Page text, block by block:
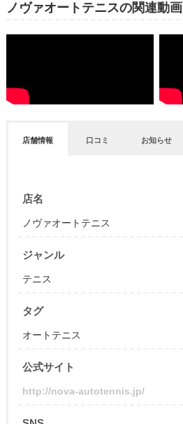
ノヴァオートテニスの関連動画
店舗情報 口コミ お知らせ
店名
ノヴァオートテニス
ジャンル
テニス
タグ
オートテニス
公式サイト
http://nova-autotennis.jp/